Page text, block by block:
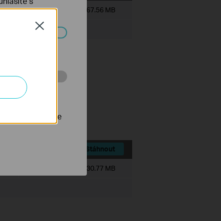
Velikost souboru: 467.56 MB
history module.
Stáhnout
530.77 MB
Close
za
nastavit, aby se